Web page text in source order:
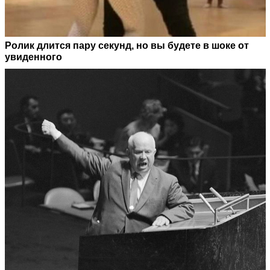
Ролик длится пару секунд, но вы будете в шоке от
увиденного